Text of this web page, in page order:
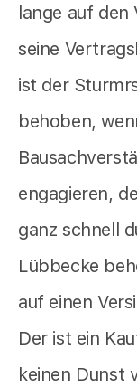
lange auf den
seine
ist der
behoben,
engagieren,
ganz schnell
Lübbecke
auf einen
Der ist ein
keinen Dunst